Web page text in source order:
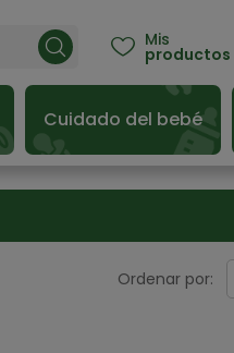
 Mis
productos
Cuidado del bebé
Ordenar por: